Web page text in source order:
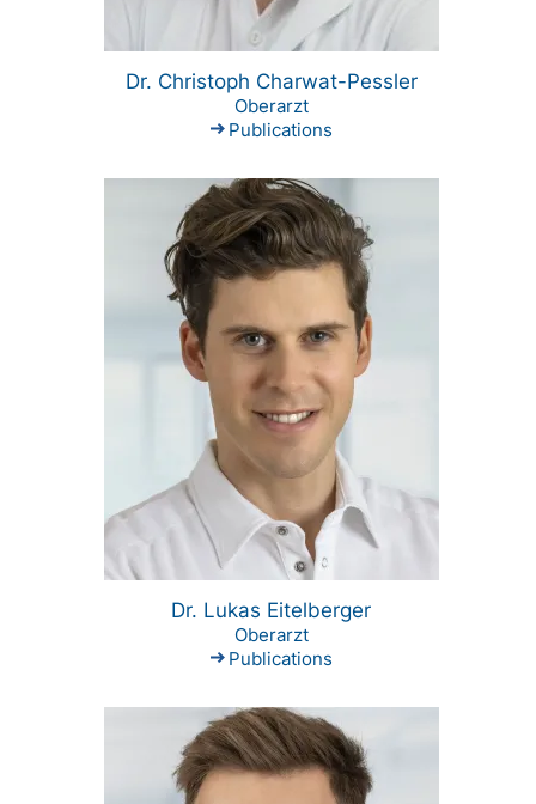
Dr. Christoph Charwat-Pessler
Oberarzt
Publications
Dr. Lukas Eitelberger
Oberarzt
Publications